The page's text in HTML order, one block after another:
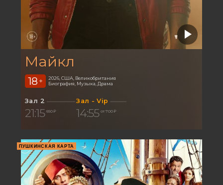
Майкл
18 +
2026, США, Великобритания
Биография, Музыка, Драма
Зал 2
21:15 650 ₽
Зал - Vip
14:55 от 700 ₽
ПУШКИНСКАЯ КАРТА